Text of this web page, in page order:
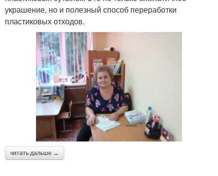
украшение, но и полезный способ переработки
пластиковых отходов.
читать дальше →